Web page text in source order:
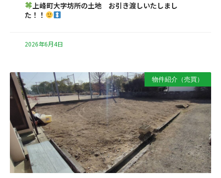
上峰町大字坊所の土地 お引き渡しいたしまし
た！！
2026年6月4日
物件紹介（売買）